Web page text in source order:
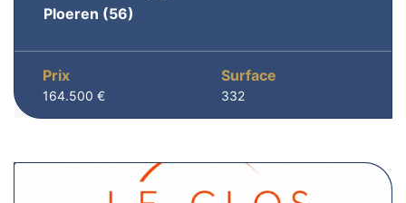
Ploeren (56)
Prix
164.500 €
Surface
332